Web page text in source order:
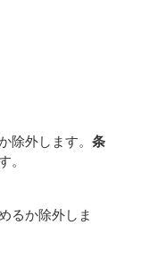
除外します。 条
。
るか除外しま